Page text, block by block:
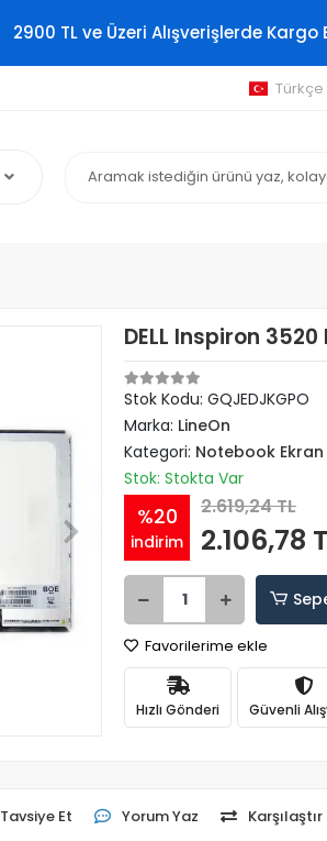
2900 TL ve Üzeri Alışverişlerde
Türkçe
DELL Inspiron
Stok Kodu: GQJEDJKGPO
Marka: LineOn
Kategori: Notebook Ekran
Stok: Stokta Var
%20
indirim
2.619,24 TL
2.106,78
Favorilerime ekle
Hızlı Gönderi Güvenli
Tavsiye Et Yorum Yaz Karşılaştır